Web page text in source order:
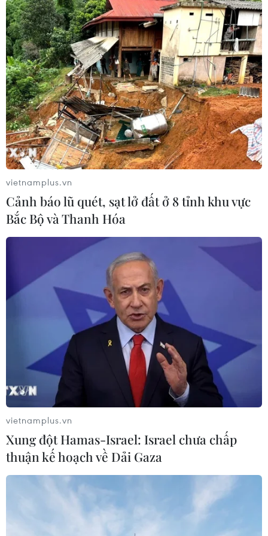
#Phần tử thánh chiến
#Chiến binh nước ngoài
#Tổ chức khủng bố Nhà nước Hồi giáo (IS) tự xưng
#Tay súng Hồi giáo
#Kết án tử hình Iraq Pháp
Theo dõi VietnamPlus
TIN LIÊN QUAN
Tòa án Iraq lại tuyên án tử hình thêm hai
công dân Pháp
Ngày 2/6, một tòa án Iraq đã tuyên án tử hình đối với 2
vietnamplus.vn
Cảnh báo lũ quét, sạt lở đất ở 8 tỉnh khu vực
Bắc Bộ và Thanh Hóa
vietnamplus.vn
Xung đột Hamas-Israel: Israel chưa chấp
thuận kế hoạch về Dải Gaza